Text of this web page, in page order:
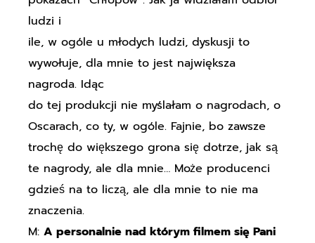
ludzi i
ile, w ogóle u młodych ludzi, dyskusji to
wywołuje, dla mnie to jest największa
nagroda. Idąc
do tej produkcji nie myślałam o nagrodach, o
Oscarach, co ty, w ogóle. Fajnie, bo zawsze
trochę do większego grona się dotrze, jak są
te nagrody, ale dla mnie… Może producenci
gdzieś na to liczą, ale dla mnie to nie ma
znaczenia.
M: A personalnie nad którym filmem się Pani